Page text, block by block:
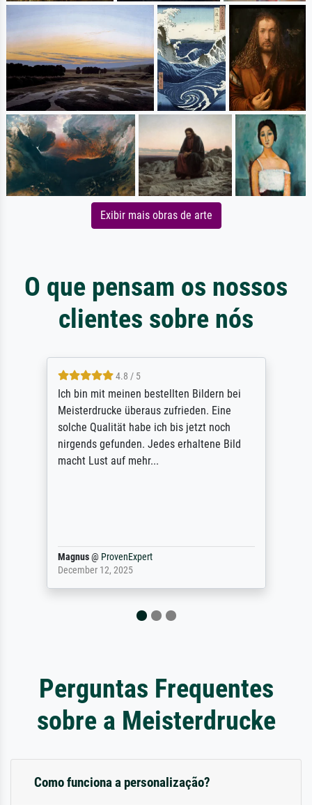
Exibir mais obras de arte
O que pensam os nossos
clientes sobre nós
5 / 5
Rundum positive Erfahrung. Die Ausführung
des Auftrags hat eine Weile gedauert, die
angekündigte Lieferzeit wurde aber
letztlich sogar etwas unterschritten. Die
Qualität des Papiers und des Drucks
Dr.@ProvenExpert
February 3, 2026
Perguntas Frequentes
sobre a Meisterdrucke
Como funciona a personalização?